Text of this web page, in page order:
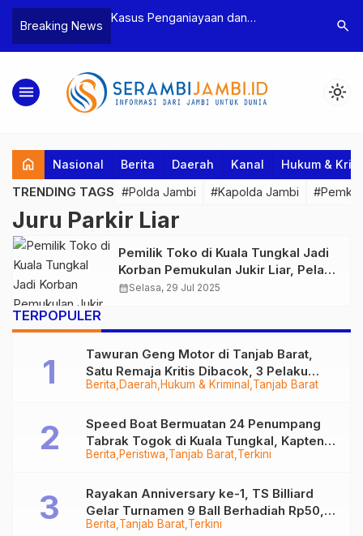
Breaking News
Bea Cukai
Pelaku beserta
dan 146 Gram
Kasus Penganiayaan dan
Tebo Tetapkan Dua Tersangka
Polres
Dua
search
menu light_mode
home Nasional Berita Daerah Kanal Hukum &
TRENDING TAGS #Polda Jambi #Kapolda Jambi
Juru Parkir Liar
Pemilik Toko di Kuala Tungkal Jadi
Korban Pemukulan Jukir Liar, Pelaku
Diamuk Massa
calendar_monthSelasa, 29 Jul 2025
TERPOPULER
Berita Daerah Hukum & Kriminal Tanjab Barat
Tawuran Geng Motor di Tanjab Barat,
Satu Remaja Kritis Dibacok, 3 Pelaku
Ditangkap
Berita Peristiwa Tanjab Barat Terkini
Speed Boat Bermuatan 24 Penumpang
Tabrak Togok di Kuala Tungkal, Kapten
Sempat Hilang
Berita Tanjab Barat Terkini
Rayakan Anniversary ke-1, TS Billiard
Gelar Turnamen 9 Ball Berhadiah Rp50,8
Juta